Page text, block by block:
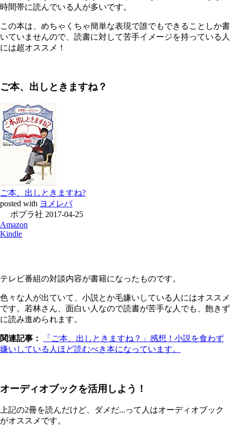
時間帯に読んでいる人が多いです。
この本は、めちゃくちゃ簡単な表現で誰でもできることしか書
いていませんので、読書に対して苦手イメージを持っている人
には超オススメ！
ご本、出しときますね？
ご本、出しときますね?
posted with ヨメレバ
ポプラ社 2017-04-25
Amazon
Kindle
テレビ番組の対談内容が書籍になったものです。
色々な人が出ていて、小説とか毛嫌いしている人にはオススメ
です。若林さん、面白い人なので読書が苦手な人でも、飽きず
に読み進められます。
関連記事：
「ご本、出しときますね？」感想！小説を食わず
嫌いしている人ほど読むべき本になっています。
オーディオブックを活用しよう！
上記の2冊を読んだけど、ダメだ...って人はオーディオブック
がオススメです。